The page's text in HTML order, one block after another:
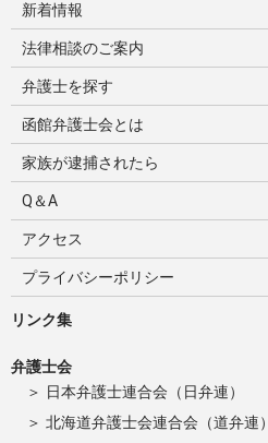
新着情報
法律相談のご案内
弁護士を探す
函館弁護士会とは
家族が逮捕されたら
Q＆A
アクセス
プライバシーポリシー
リンク集
弁護士会
日本弁護士連合会（日弁連）
北海道弁護士会連合会（道弁連）